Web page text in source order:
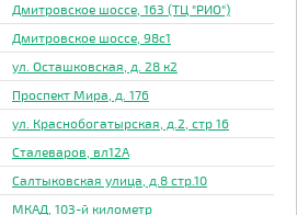
Дмитровское шоссе, 163 (ТЦ "РИО")
Дмитровское шоссе, 98с1
ул. Осташковская, д. 28 к2
Проспект Мира, д. 176
ул. Краснобогатырская, д.2, стр 16
Сталеваров, вл12А
Салтыковская улица, д.8 стр.10
МКАД, 103-й километр